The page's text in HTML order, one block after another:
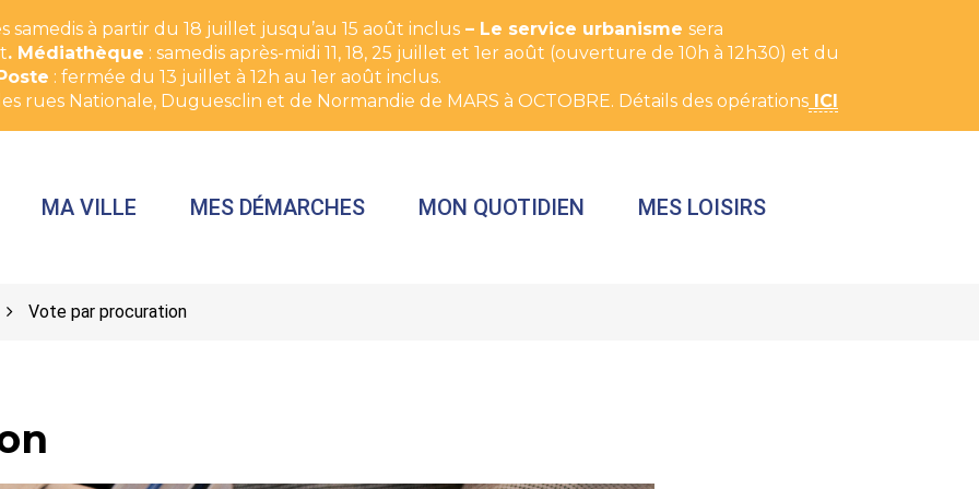
samedis à partir du 18 juillet jusqu’au 15 août inclus – Le service urbanisme sera
. Médiathèque : samedis après-midi 11, 18, 25 juillet et 1er août (ouverture de 10h à 12h30) et du
: fermée du 13 juillet à 12h au 1er août inclus.
rues Nationale, Duguesclin et de Normandie de MARS à OCTOBRE. Détails des opérations ICI
MA VILLE MES DÉMARCHES MON QUOTIDIEN MES LOISIRS
Vote par procuration